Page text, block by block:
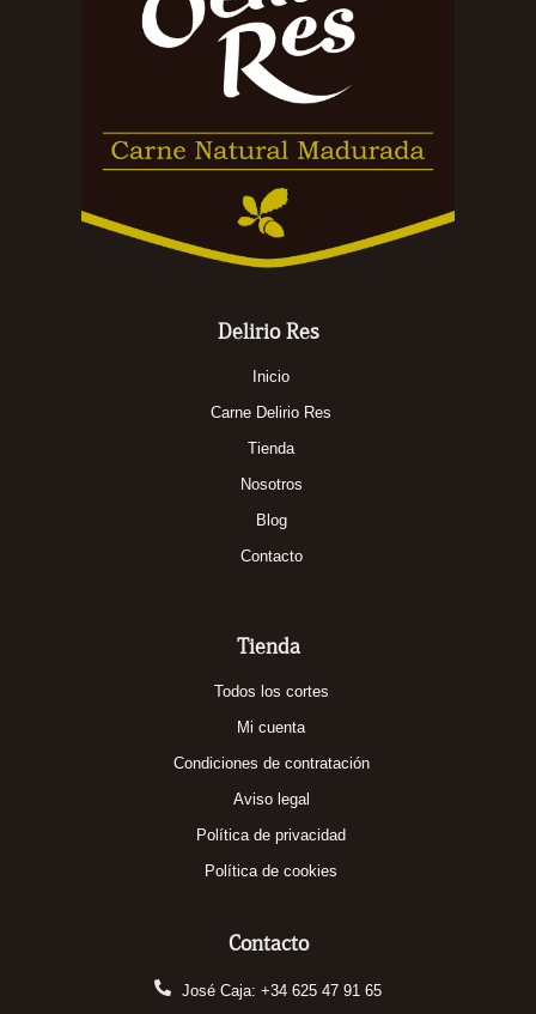
Delirio Res
Inicio
Carne Delirio Res
Tienda
Nosotros
Blog
Contacto
Tienda
Todos los cortes
Mi cuenta
Condiciones de contratación
Aviso legal
Política de privacidad
Política de cookies
Contacto
José Caja: +34 625 47 91 65